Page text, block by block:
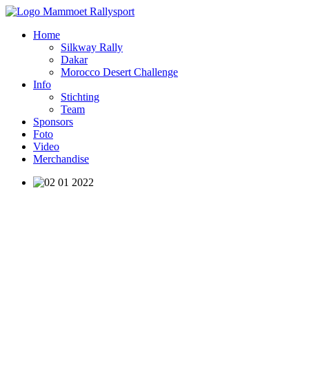
Home
Silkway Rally
Dakar
Morocco Desert Challenge
Info
Stichting
Team
Sponsors
Foto
Video
Merchandise